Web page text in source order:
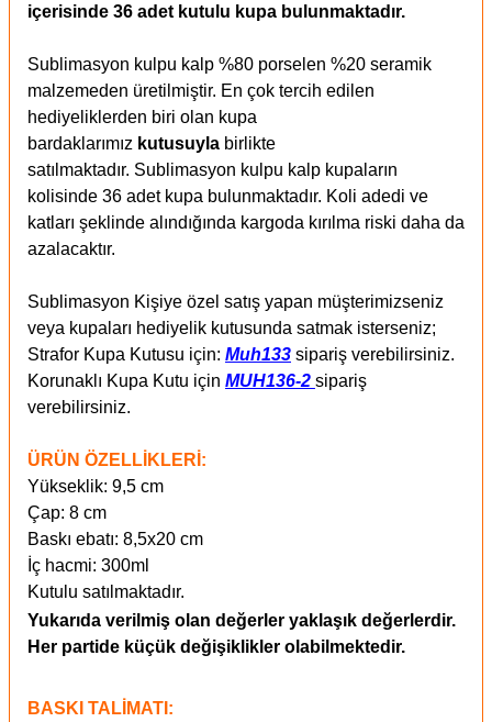
içerisinde 36 adet kutulu kupa bulunmaktadır.
Sublimasyon kulpu kalp %80 porselen %20 seramik
malzemeden üretilmiştir. En çok tercih edilen
hediyeliklerden biri olan kupa
bardaklarımız kutusuyla birlikte
satılmaktadır. Sublimasyon kulpu kalp kupaların
kolisinde 36 adet kupa bulunmaktadır. Koli adedi ve
katları şeklinde alındığında kargoda kırılma riski daha da
azalacaktır.
Sublimasyon Kişiye özel satış yapan müşterimizseniz
veya kupaları hediyelik kutusunda satmak isterseniz;
Strafor Kupa Kutusu için: Muh133 sipariş verebilirsiniz.
Korunaklı Kupa Kutu için MUH136-2 sipariş
verebilirsiniz.
ÜRÜN ÖZELLİKLERİ:
Yükseklik: 9,5 cm
Çap: 8 cm
Baskı ebatı: 8,5x20 cm
İç hacmi: 300ml
Kutulu satılmaktadır.
Yukarıda verilmiş olan değerler yaklaşık değerlerdir.
Her partide küçük değişiklikler olabilmektedir.
BASKI TALİMATI: